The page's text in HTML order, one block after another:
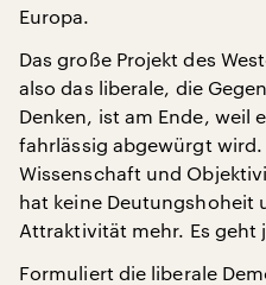
Europa.
Das große Projekt des
also das liberale, die
Denken, ist am Ende, weil
fahrlässig abgewürgt wird.
Wissenschaft und
hat keine Deutungshoheit
Attraktivität mehr. Es geht
Formuliert die liberale